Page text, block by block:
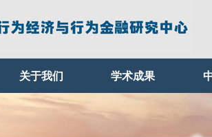
关于我们 学术成果